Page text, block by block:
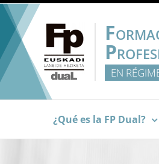
Saltar
contenido
F
P
EN
¿Qué es la FP Dual?